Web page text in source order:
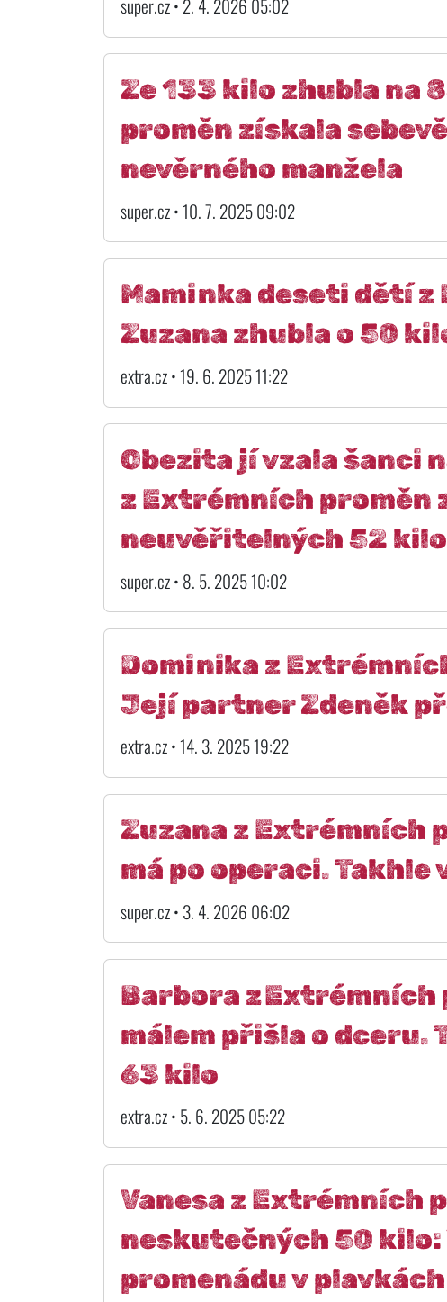
super.cz • 2. 4. 2026 05:02
Ze 133 kilo zhubla na
proměn získala
nevěrného manžela
super.cz • 10. 7. 2025 09:02
Maminka deseti dětí
Zuzana zhubla o 50
extra.cz • 19. 6. 2025 11:22
Obezita jí vzala šanci
z Extrémních proměn
neuvěřitelných 52 kilo
super.cz • 8. 5. 2025 10:02
Dominika z
Její partner Zdeněk
extra.cz • 14. 3. 2025 19:22
Zuzana z Extrémních
má po operaci.
super.cz • 3. 4. 2026 06:02
Barbora z
málem přišla o dceru.
63 kilo
extra.cz • 5. 6. 2025 05:22
Vanesa z Extrémních
neskutečných 50
promenádu v plavkách